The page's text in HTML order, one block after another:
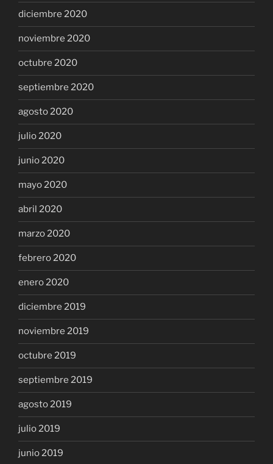
diciembre 2020
noviembre 2020
octubre 2020
septiembre 2020
agosto 2020
julio 2020
junio 2020
mayo 2020
abril 2020
marzo 2020
febrero 2020
enero 2020
diciembre 2019
noviembre 2019
octubre 2019
septiembre 2019
agosto 2019
julio 2019
junio 2019